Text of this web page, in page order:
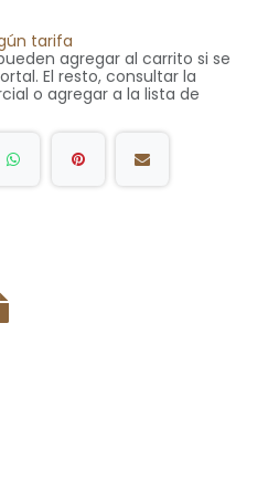
tarifa
agregar al carrito si se
El resto, consultar la
o agregar a la lista de